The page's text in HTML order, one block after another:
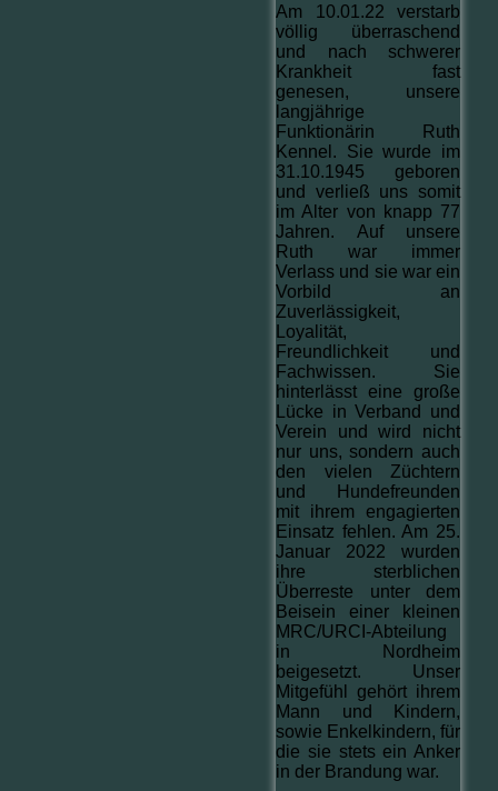
Am 10.01.22 verstarb
völlig überraschend
und nach schwerer
Krankheit fast
genesen, unsere
langjährige
Funktionärin Ruth
Kennel. Sie wurde im
31.10.1945 geboren
und verließ uns somit
im Alter von knapp 77
Jahren. Auf unsere
Ruth war immer
Verlass und sie war ein
Vorbild an
Zuverlässigkeit,
Loyalität,
Freundlichkeit und
Fachwissen. Sie
hinterlässt eine große
Lücke in Verband und
Verein und wird nicht
nur uns, sondern auch
den vielen Züchtern
und Hundefreunden
mit ihrem engagierten
Einsatz fehlen. Am 25.
Januar 2022 wurden
ihre sterblichen
Überreste unter dem
Beisein einer kleinen
MRC/URCI-Abteilung
in Nordheim
beigesetzt. Unser
Mitgefühl gehört ihrem
Mann und Kindern,
sowie Enkelkindern, für
die sie stets ein Anker
in der Brandung war.